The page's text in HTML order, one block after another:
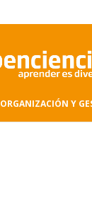
ORGANIZACIÓN Y